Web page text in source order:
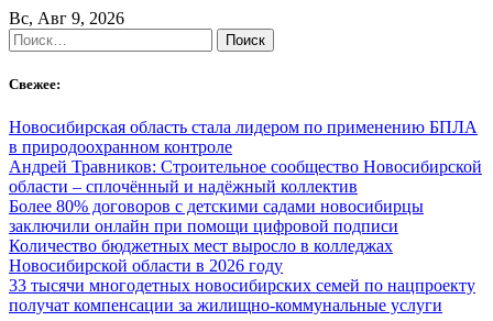
Skip
to
content
Вс, Авг 9, 2026
Найти:
Свежее:
Новосибирская область стала лидером по применению БПЛА
в природоохранном контроле
Андрей Травников: Строительное сообщество Новосибирской
области – сплочённый и надёжный коллектив
Более 80% договоров с детскими садами новосибирцы
заключили онлайн при помощи цифровой подписи
Количество бюджетных мест выросло в колледжах
Новосибирской области в 2026 году
33 тысячи многодетных новосибирских семей по нацпроекту
получат компенсации за жилищно-коммунальные услуги